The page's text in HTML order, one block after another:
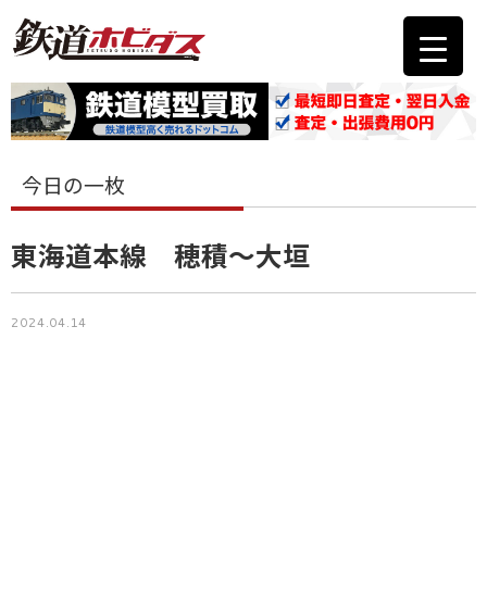
今日の一枚
東海道本線 穂積〜大垣
2024.04.14